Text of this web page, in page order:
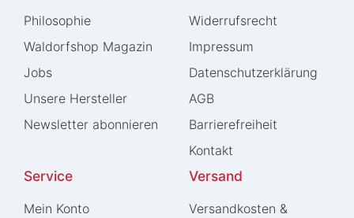
Philosophie
Waldorfshop Magazin
Jobs
Unsere Hersteller
Newsletter abonnieren
Widerrufs­recht
Impressum
Daten­schutz­erklärung
AGB
Barrierefreiheit
Kontakt
Service
Mein Konto
Versand
Versandkosten &